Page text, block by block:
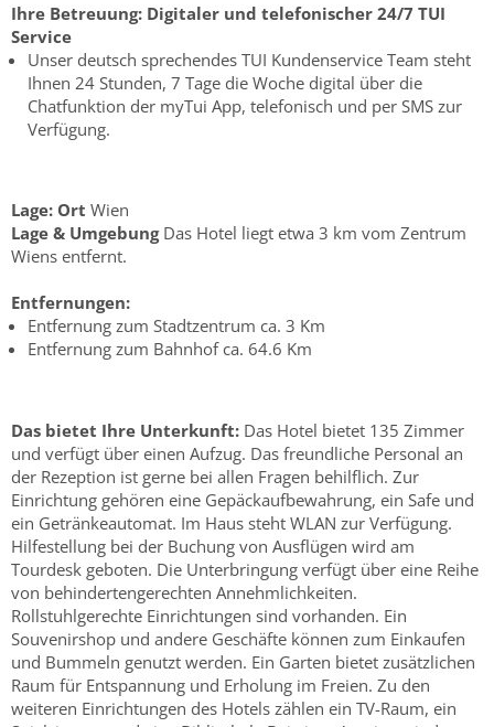
Ihre Betreuung: Digitaler und telefonischer 24/7 TUI
Service
Unser deutsch sprechendes TUI Kundenservice Team steht
Ihnen 24 Stunden, 7 Tage die Woche digital über die
Chatfunktion der myTui App, telefonisch und per SMS zur
Verfügung.
Lage: Ort Wien
Lage & UmgebungDas Hotel liegt etwa 3 km vom Zentrum
Wiens entfernt.
Entfernungen:
Entfernung zum Stadtzentrum ca. 3 Km
Entfernung zum Bahnhof ca. 64.6 Km
Das bietet Ihre Unterkunft: Das Hotel bietet 135 Zimmer
und verfügt über einen Aufzug. Das freundliche Personal an
der Rezeption ist gerne bei allen Fragen behilflich. Zur
Einrichtung gehören eine Gepäckaufbewahrung, ein Safe und
ein Getränkeautomat. Im Haus steht WLAN zur Verfügung.
Hilfestellung bei der Buchung von Ausflügen wird am
Tourdesk geboten. Die Unterbringung verfügt über eine Reihe
von behindertengerechten Annehmlichkeiten.
Rollstuhlgerechte Einrichtungen sind vorhanden. Ein
Souvenirshop und andere Geschäfte können zum Einkaufen
und Bummeln genutzt werden. Ein Garten bietet zusätzlichen
Raum für Entspannung und Erholung im Freien. Zu den
weiteren Einrichtungen des Hotels zählen ein TV-Raum, ein